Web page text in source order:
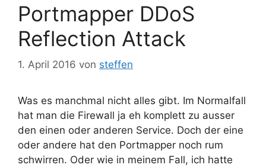
Portmapper DDoS
Reflection Attack
1. April 2016 von steffen
Was es manchmal nicht alles gibt. Im Normalfall
hat man die Firewall ja eh komplett zu ausser
den einen oder anderen Service. Doch der eine
oder andere hat den Portmapper noch rum
schwirren. Oder wie in meinem Fall, ich hatte